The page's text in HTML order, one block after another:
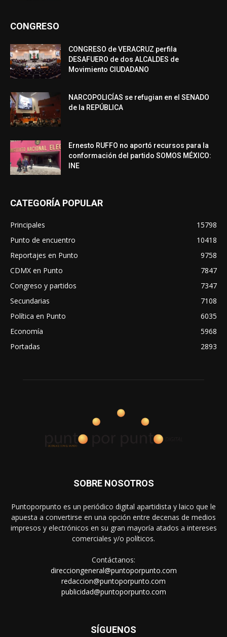
CONGRESO
CONGRESO de VERACRUZ perfila
DESAFUERO de dos ALCALDES de
Movimiento CIUDADANO
NARCOPOLICÍAS se refugian en el SENADO
de la REPÚBLICA
Ernesto RUFFO no aportó recursos para la
conformación del partido SOMOS MÉXICO:
INE
CATEGORÍA POPULAR
Principales
15798
Punto de encuentro
10418
Reportajes en Punto
9758
CDMX en Punto
7847
Congreso y partidos
7347
Secundarias
7108
Política en Punto
6035
Economía
5968
Portadas
2893
SOBRE NOSOTROS
Puntoporpunto es un periódico digital apartidista y laico que le
apuesta a convertirse en una opción entre decenas de medios
impresos y electrónicos en su gran mayoría atados a intereses
comerciales y/o políticos.
Contáctanos:
direcciongeneral@puntoporpunto.com
redaccion@puntoporpunto.com
publicidad@puntoporpunto.com
SÍGUENOS